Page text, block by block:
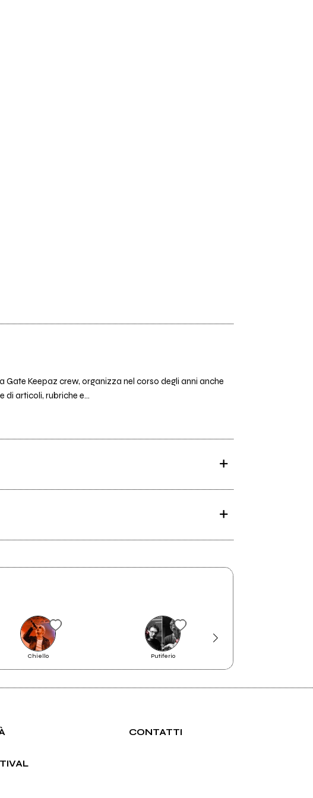
Gate Keepaz crew, organizza nel corso degli anni anche
di articoli, rubriche e...
EP Prima di dormire
Chiello Putiferio
CONTATTI